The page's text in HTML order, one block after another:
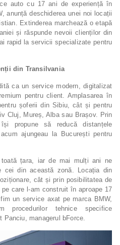
auto cu 17 ani de experiență în
anunță deschiderea unei noi locații
Extinderea marchează o etapă
și răspunde nevoii clienților din
rapid la servicii specializate pentru
din Transilvania
ca un service modern, digitalizat
pentru client. Amplasarea în
șoferii din Sibiu, cât și pentru
Cluj, Mureș, Alba sau Brașov. Prin
propune să reducă distanțele
ajungeau la București pentru
țara, iar de mai mulți ani ne
cei din această zonă. Locația din
cât și prin posibilitatea de
care l-am construit în aproape 17
un service axat pe marca BMW,
procedurilor tehnice specifice
Panciu, managerul bForce.